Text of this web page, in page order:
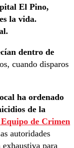
El Pino,
la vida.
dentro de
cuando disparos
ha ordenado
de la
Equipo de Crimen
autoridades
para